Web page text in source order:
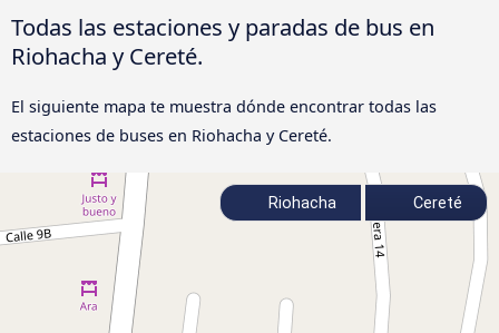
Todas las estaciones y paradas de bus en
Riohacha y Cereté.
El siguiente mapa te muestra dónde encontrar todas las
estaciones de buses en Riohacha y Cereté.
Riohacha Cereté